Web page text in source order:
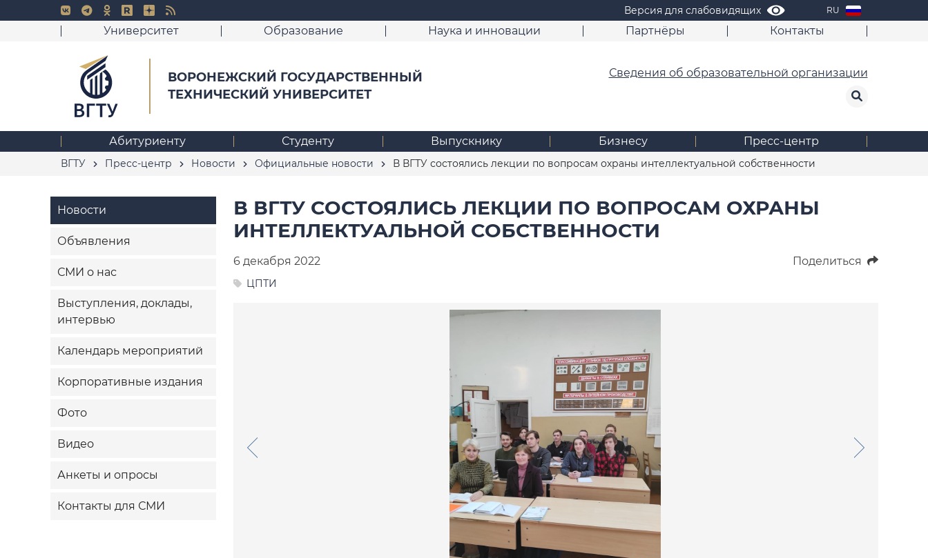
Версия для слабовидящих RU
Университет Образование Наука и инновации Партнёры Контакты
ВОРОНЕЖСКИЙ ГОСУДАРСТВЕННЫЙ
ТЕХНИЧЕСКИЙ УНИВЕРСИТЕТ
Сведения об образовательной организации
Абитуриенту Студенту Выпускнику Бизнесу Пресс-центр
ВГТУ Пресс-центр Новости Официальные новости В ВГТУ состоялись лекции по вопросам охраны интеллектуальной собственности
Новости
Объявления
СМИ о нас
Выступления, доклады,
интервью
Календарь мероприятий
Корпоративные издания
Фото
Видео
Анкеты и опросы
Контакты для СМИ
В ВГТУ СОСТОЯЛИСЬ ЛЕКЦИИ ПО ВОПРОСАМ ОХРАНЫ
ИНТЕЛЛЕКТУАЛЬНОЙ СОБСТВЕННОСТИ
6 декабря 2022 Поделиться
ЦПТИ